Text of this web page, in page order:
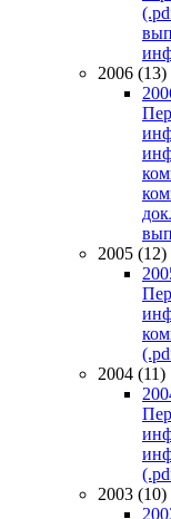
2006 (13)
2005 (12)
2004 (11)
2003 (10)